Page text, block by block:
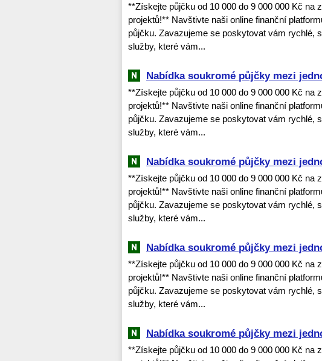
**Získejte půjčku od 10 000 do 9 000 000 Kč na
projektů!** Navštivte naši online finanční
půjčku. Zavazujeme se poskytovat vám rychlé,
služby, které vám...
Nabídka soukromé půjčky mezi
**Získejte půjčku od 10 000 do 9 000 000 Kč na
projektů!** Navštivte naši online finanční
půjčku. Zavazujeme se poskytovat vám rychlé,
služby, které vám...
Nabídka soukromé půjčky mezi
**Získejte půjčku od 10 000 do 9 000 000 Kč na
projektů!** Navštivte naši online finanční
půjčku. Zavazujeme se poskytovat vám rychlé,
služby, které vám...
Nabídka soukromé půjčky mezi
**Získejte půjčku od 10 000 do 9 000 000 Kč na
projektů!** Navštivte naši online finanční
půjčku. Zavazujeme se poskytovat vám rychlé,
služby, které vám...
Nabídka soukromé půjčky mezi
**Získejte půjčku od 10 000 do 9 000 000 Kč na